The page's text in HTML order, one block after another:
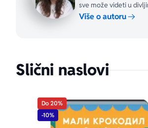
sve može videti u
Više o autoru
Slični naslovi
Do 20%
-10%